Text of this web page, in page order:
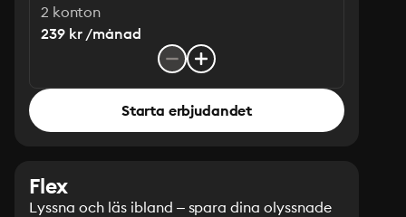
2 konton
239 kr /månad
Starta erbjudandet
Flex
Lyssna och läs ibland – spara dina olyssnade